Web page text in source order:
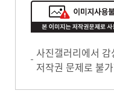
사진갤러리에서
저작권 문제로 불